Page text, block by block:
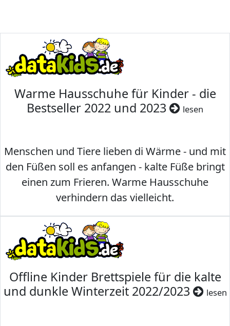
Warme Hausschuhe für Kinder - die
Bestseller 2022 und 2023
lesen
Menschen und Tiere lieben di Wärme - und mit
den Füßen soll es anfangen - kalte Füße bringt
einen zum Frieren. Warme Hausschuhe
verhindern das vielleicht.
Offline Kinder Brettspiele für die kalte
und dunkle Winterzeit 2022/2023
lesen